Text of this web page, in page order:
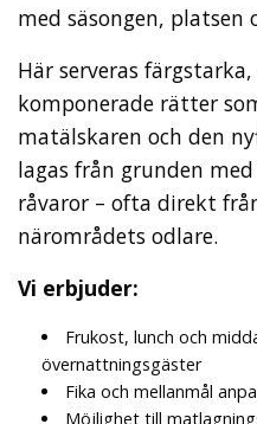
med säsongen,
Här serveras
komponerade rätter
matälskaren och den
lagas från grunden
råvaror – ofta direkt
närområdets odlare.
Vi erbjuder:
Frukost, lunch och
övernattningsgäster
Fika och mellanmål
Möjlighet till